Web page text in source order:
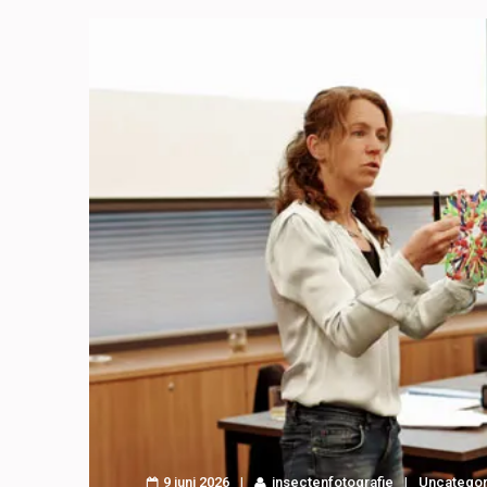
9 juni 2026 insectenfotografie